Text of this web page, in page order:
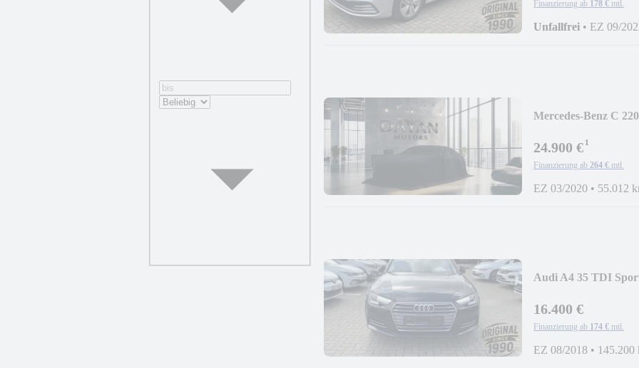
Finanzierung ab 178 € mtl.
Unfallfrei • EZ 09/
Mercedes-Benz C
24.900 €¹
Finanzierung ab 264 € mtl.
EZ 03/2020 • 55.012
Audi A4 35 TDI
16.400 €
Finanzierung ab 174 € mtl.
EZ 08/2018 • 145.200